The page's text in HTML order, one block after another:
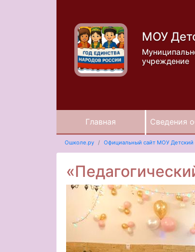
МОУ
учреждение
Главная Сведения
Ошколе.ру Официальный сайт МОУ Детский